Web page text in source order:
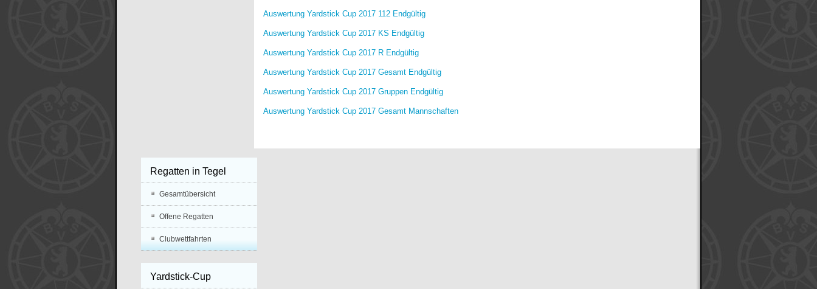
Auswertung Yardstick Cup 2017 112 Endgültig
Auswertung Yardstick Cup 2017 KS Endgültig
Auswertung Yardstick Cup 2017 R Endgültig
Auswertung Yardstick Cup 2017 Gesamt Endgültig
Auswertung Yardstick Cup 2017 Gruppen Endgültig
Auswertung Yardstick Cup 2017 Gesamt Mannschaften
Regatten in Tegel
Gesamtübersicht
Offene Regatten
Clubwettfahrten
Yardstick-Cup